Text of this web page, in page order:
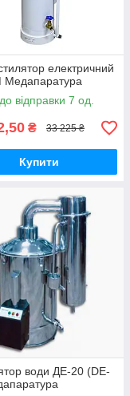
електричний
відправки 7 од.
₴ 33 225 ₴
Купити
води ДЕ-20 (DE-